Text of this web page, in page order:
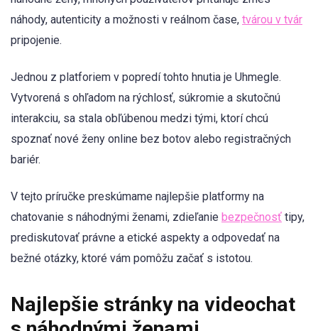
náhody, autenticity a možnosti v reálnom čase, tvárou v tvár
pripojenie.
Jednou z platforiem v popredí tohto hnutia je Uhmegle.
Vytvorená s ohľadom na rýchlosť, súkromie a skutočnú
interakciu, sa stala obľúbenou medzi tými, ktorí chcú
spoznať nové ženy online bez botov alebo registračných
bariér.
V tejto príručke preskúmame najlepšie platformy na
chatovanie s náhodnými ženami, zdieľanie bezpečnosť tipy,
prediskutovať právne a etické aspekty a odpovedať na
bežné otázky, ktoré vám pomôžu začať s istotou.
Najlepšie stránky na videochat